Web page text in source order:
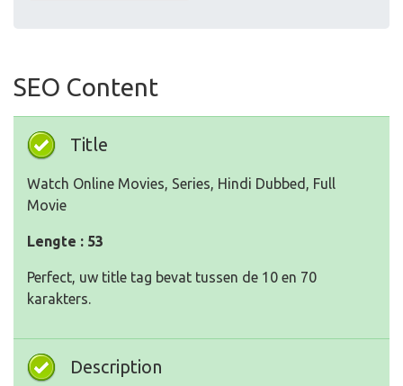
SEO Content
Title
Watch Online Movies, Series, Hindi Dubbed, Full
Movie
Lengte : 53
Perfect, uw title tag bevat tussen de 10 en 70
karakters.
Description